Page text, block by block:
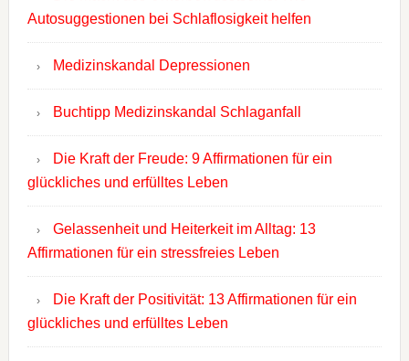
Autosuggestionen bei Schlaflosigkeit helfen
Medizinskandal Depressionen
Buchtipp Medizinskandal Schlaganfall
Die Kraft der Freude: 9 Affirmationen für ein
glückliches und erfülltes Leben
Gelassenheit und Heiterkeit im Alltag: 13
Affirmationen für ein stressfreies Leben
Die Kraft der Positivität: 13 Affirmationen für ein
glückliches und erfülltes Leben